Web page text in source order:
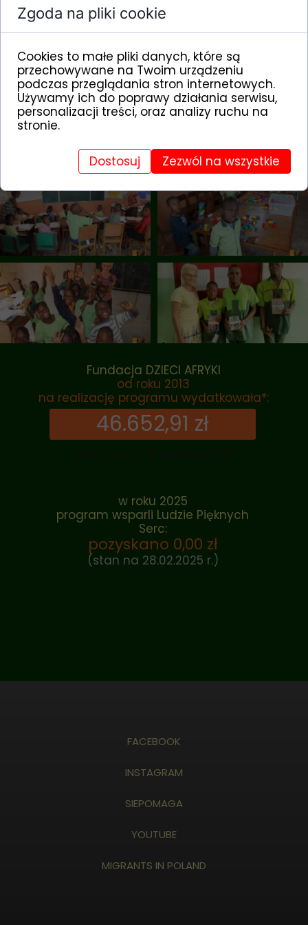
46.652,91 zł
w roku 2025
program wsparli Ludzie Pięknych
Serc:
pozyskano 0,00 zł
(stan na 28.02.2025 r.)
Fundacja DZIECI AFRYKI
od roku 2013
na realizację programu wydatkowała*:
FACEBOOK
INSTAGRAM
SIEPOMAGA
YOUTUBE
MIGRANTS IN POLAND
Zgoda na pliki cookie
Cookies to małe pliki danych, które są
przechowywane na Twoim urządzeniu
podczas przeglądania stron internetowych.
Używamy ich do poprawy działania serwisu,
personalizacji treści, oraz analizy ruchu na
stronie.
Dostosuj Zezwól na wszystkie